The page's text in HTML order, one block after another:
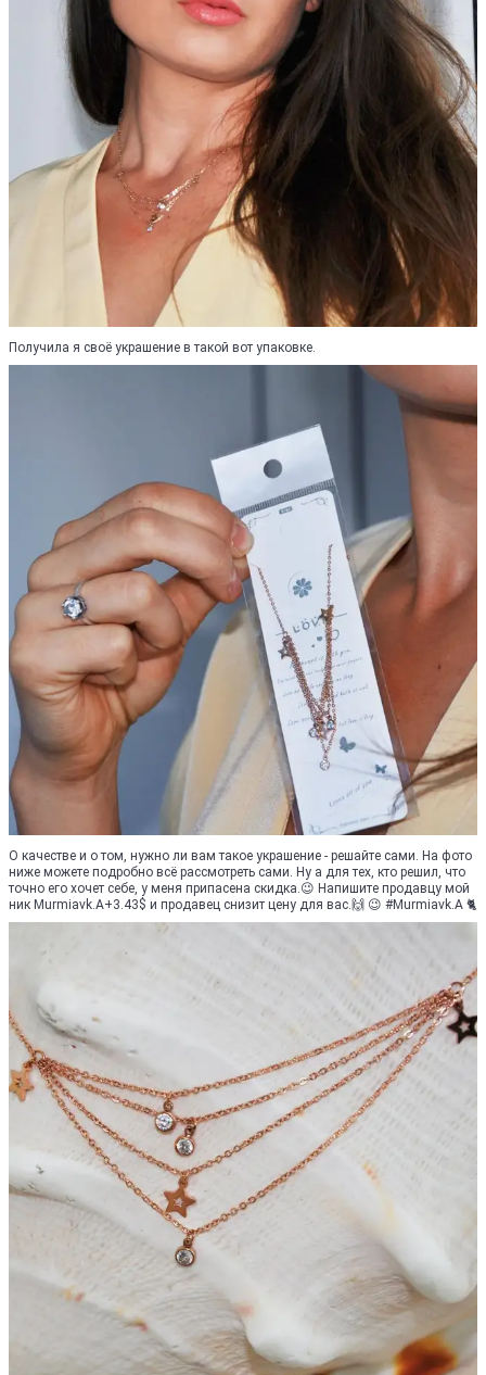
Получила я своё украшение в такой вот упаковке.
О качестве и о том, нужно ли вам такое украшение - решайте сами. На фото
ниже можете подробно всё рассмотреть сами. Ну а для тех, кто решил, что
точно его хочет себе, у меня припасена скидка.😉 Напишите продавцу мой
ник Murmiavk.A+3.43$ и продавец снизит цену для вас.🙌 😉 #Murmiavk.A 🐈